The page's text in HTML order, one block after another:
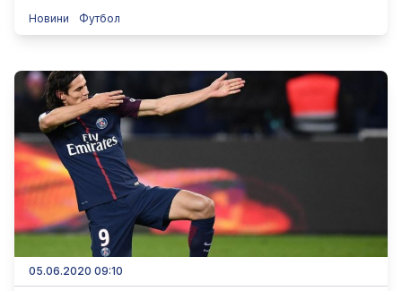
Новини Футбол
05.06.2020 09:10